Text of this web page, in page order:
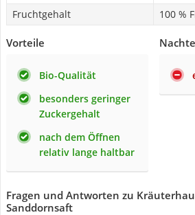
Fruchtgehalt
100 %
Vorteile
Bio-Qualität
besonders geringer
Zuckergehalt
nach dem Öffnen
relativ lange haltbar
Fragen und Antworten zu
Sanddornsaft